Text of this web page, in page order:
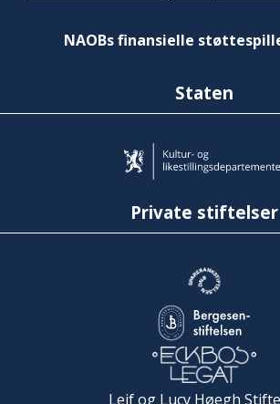
NAOBs finansielle
Staten
Private stiftelser
Leif og Lucy Høegh